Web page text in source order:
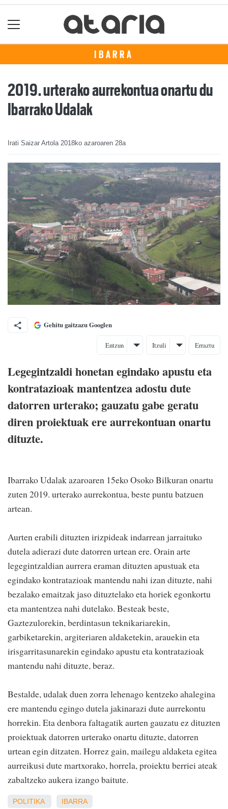
IBARRA
2019. urterako aurrekontua onartu du
Ibarrako Udalak
Irati Saizar Artola 2018ko azaroaren 28a
Gehitu gaitzazu Googlen
Entzun Itzuli Erraztu
Legegintzaldi honetan egindako apustu eta
kontratazioak mantentzea adostu dute
datorren urterako; gauzatu gabe geratu
diren proiektuak ere aurrekontuan onartu
dituzte.
Ibarrako Udalak azaroaren 15eko Osoko Bilkuran onartu
zuten 2019. urterako aurrekontua, beste puntu batzuen
artean.
Aurten erabili dituzten irizpideak indarrean jarraituko
dutela adierazi dute datorren urtean ere. Orain arte
legegintzaldian aurrera eraman dituzten apustuak eta
egindako kontratazioak mantendu nahi izan dituzte, nahi
bezalako emaitzak jaso dituztelako eta horiek egonkortu
eta mantentzea nahi dutelako. Besteak beste,
Gaztezulorekin, berdintasun teknikariarekin,
garbiketarekin, argiteriaren aldaketekin, arauekin eta
irisgarritasunarekin egindako apustu eta kontratazioak
mantendu nahi dituzte, beraz.
Bestalde, udalak duen zorra lehenago kentzeko ahalegina
ere mantendu egingo dutela jakinarazi dute aurrekontu
horrekin. Eta denbora faltagatik aurten gauzatu ez dituzten
proiektuak datorren urterako onartu dituzte, datorren
urtean egin ditzaten. Horrez gain, mailegu aldaketa egitea
aurreikusi dute martxorako, horrela, proiektu berriei ateak
zabaltzeko aukera izango baitute.
POLITIKA IBARRA